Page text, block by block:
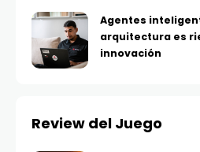
Agentes
arquitectura es
innovación
Review del Juego